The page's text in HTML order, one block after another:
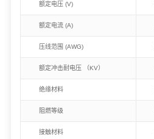
额定电压 (V)
额定电流 (A)
压线范围 (AWG)
额定冲击耐电压 （KV）
绝缘材料
阻燃等级
接触材料